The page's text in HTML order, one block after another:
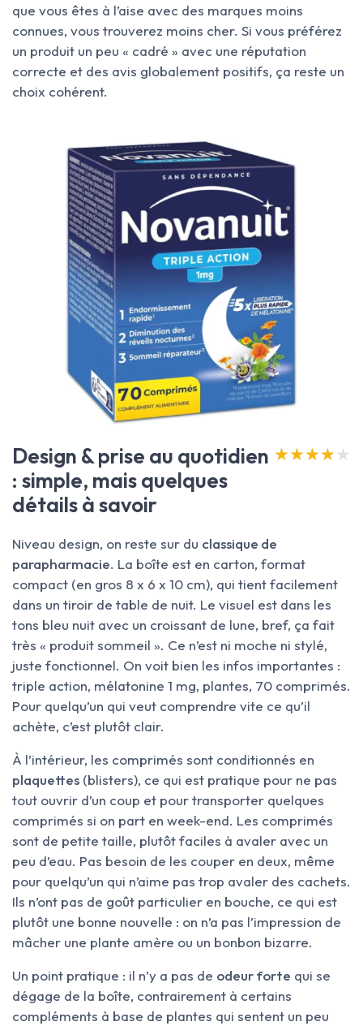
que vous êtes à l’aise avec des marques moins
connues, vous trouverez moins cher. Si vous préférez
un produit un peu « cadré » avec une réputation
correcte et des avis globalement positifs, ça reste un
choix cohérent.
Design & prise au quotidien
: simple, mais quelques
détails à savoir
★★★★★
★★★★★
Niveau design, on reste sur du classique de
parapharmacie. La boîte est en carton, format
compact (en gros 8 x 6 x 10 cm), qui tient facilement
dans un tiroir de table de nuit. Le visuel est dans les
tons bleu nuit avec un croissant de lune, bref, ça fait
très « produit sommeil ». Ce n’est ni moche ni stylé,
juste fonctionnel. On voit bien les infos importantes :
triple action, mélatonine 1 mg, plantes, 70 comprimés.
Pour quelqu’un qui veut comprendre vite ce qu’il
achète, c’est plutôt clair.
À l’intérieur, les comprimés sont conditionnés en
plaquettes (blisters), ce qui est pratique pour ne pas
tout ouvrir d’un coup et pour transporter quelques
comprimés si on part en week-end. Les comprimés
sont de petite taille, plutôt faciles à avaler avec un
peu d’eau. Pas besoin de les couper en deux, même
pour quelqu’un qui n’aime pas trop avaler des cachets.
Ils n’ont pas de goût particulier en bouche, ce qui est
plutôt une bonne nouvelle : on n’a pas l’impression de
mâcher une plante amère ou un bonbon bizarre.
Un point pratique : il n’y a pas de odeur forte qui se
dégage de la boîte, contrairement à certains
compléments à base de plantes qui sentent un peu